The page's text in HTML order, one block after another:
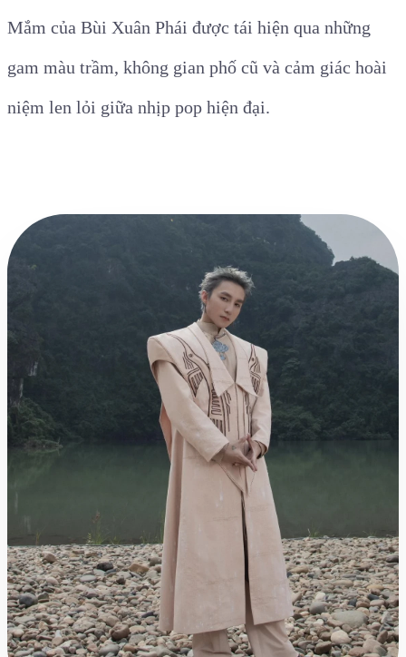
Mắm của Bùi Xuân Phái được tái hiện qua những
gam màu trầm, không gian phố cũ và cảm giác hoài
niệm len lỏi giữa nhịp pop hiện đại.